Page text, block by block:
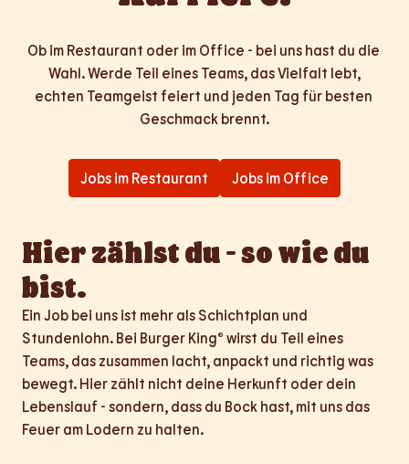
Ob im Restaurant oder im Office - bei uns hast du die
Wahl. Werde Teil eines Teams, das Vielfalt lebt,
echten Teamgeist feiert und jeden Tag für besten
Geschmack brennt.
Jobs im Restaurant Jobs im Office
Hier zählst du - so wie du
bist.
Ein Job bei uns ist mehr als Schichtplan und
Stundenlohn. Bei Burger King® wirst du Teil eines
Teams, das zusammen lacht, anpackt und richtig was
bewegt. Hier zählt nicht deine Herkunft oder dein
Lebenslauf - sondern, dass du Bock hast, mit uns das
Feuer am Lodern zu halten.